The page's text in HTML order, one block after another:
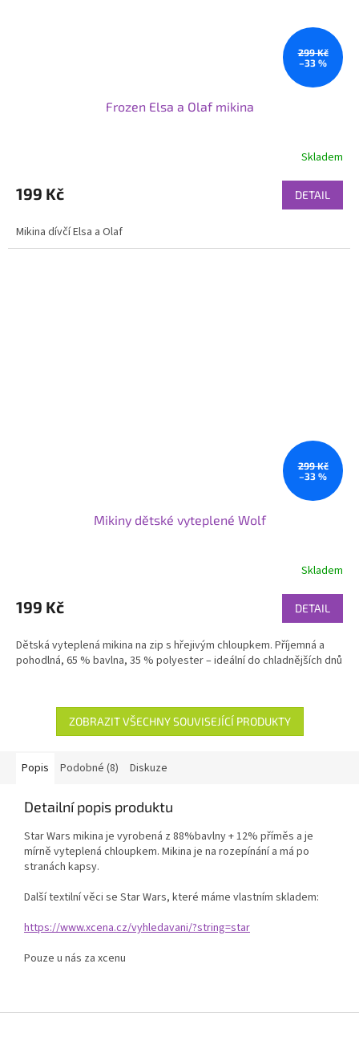
299 Kč
–33 %
Frozen Elsa a Olaf mikina
Skladem
199 Kč DETAIL
Mikina dívčí Elsa a Olaf
299 Kč
–33 %
Mikiny dětské vyteplené Wolf
Skladem
199 Kč DETAIL
Dětská vyteplená mikina na zip s hřejivým chloupkem. Příjemná a
pohodlná, 65 % bavlna, 35 % polyester – ideální do chladnějších dnů
ZOBRAZIT VŠECHNY SOUVISEJÍCÍ PRODUKTY
Popis Podobné (8) Diskuze
Detailní popis produktu
Star Wars mikina je vyrobená z 88%bavlny + 12% příměs a je
mírně vyteplená chloupkem. Mikina je na rozepínání a má po
stranách kapsy.
Další textilní věci se Star Wars, které máme vlastním skladem:
https://www.xcena.cz/vyhledavani/?string=star
Pouze u nás za xcenu